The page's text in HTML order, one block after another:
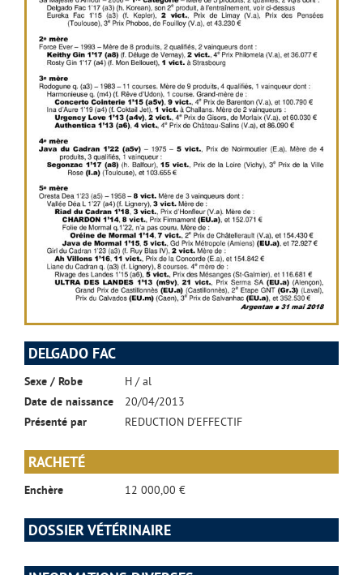
DELGADO FAC
Sexe / Robe
H / al
Date de naissance
20/04/2013
Présenté par
REDUCTION D'EFFECTIF
RACHETÉ
Enchère 12 000,00 €
DOSSIER VÉTÉRINAIRE